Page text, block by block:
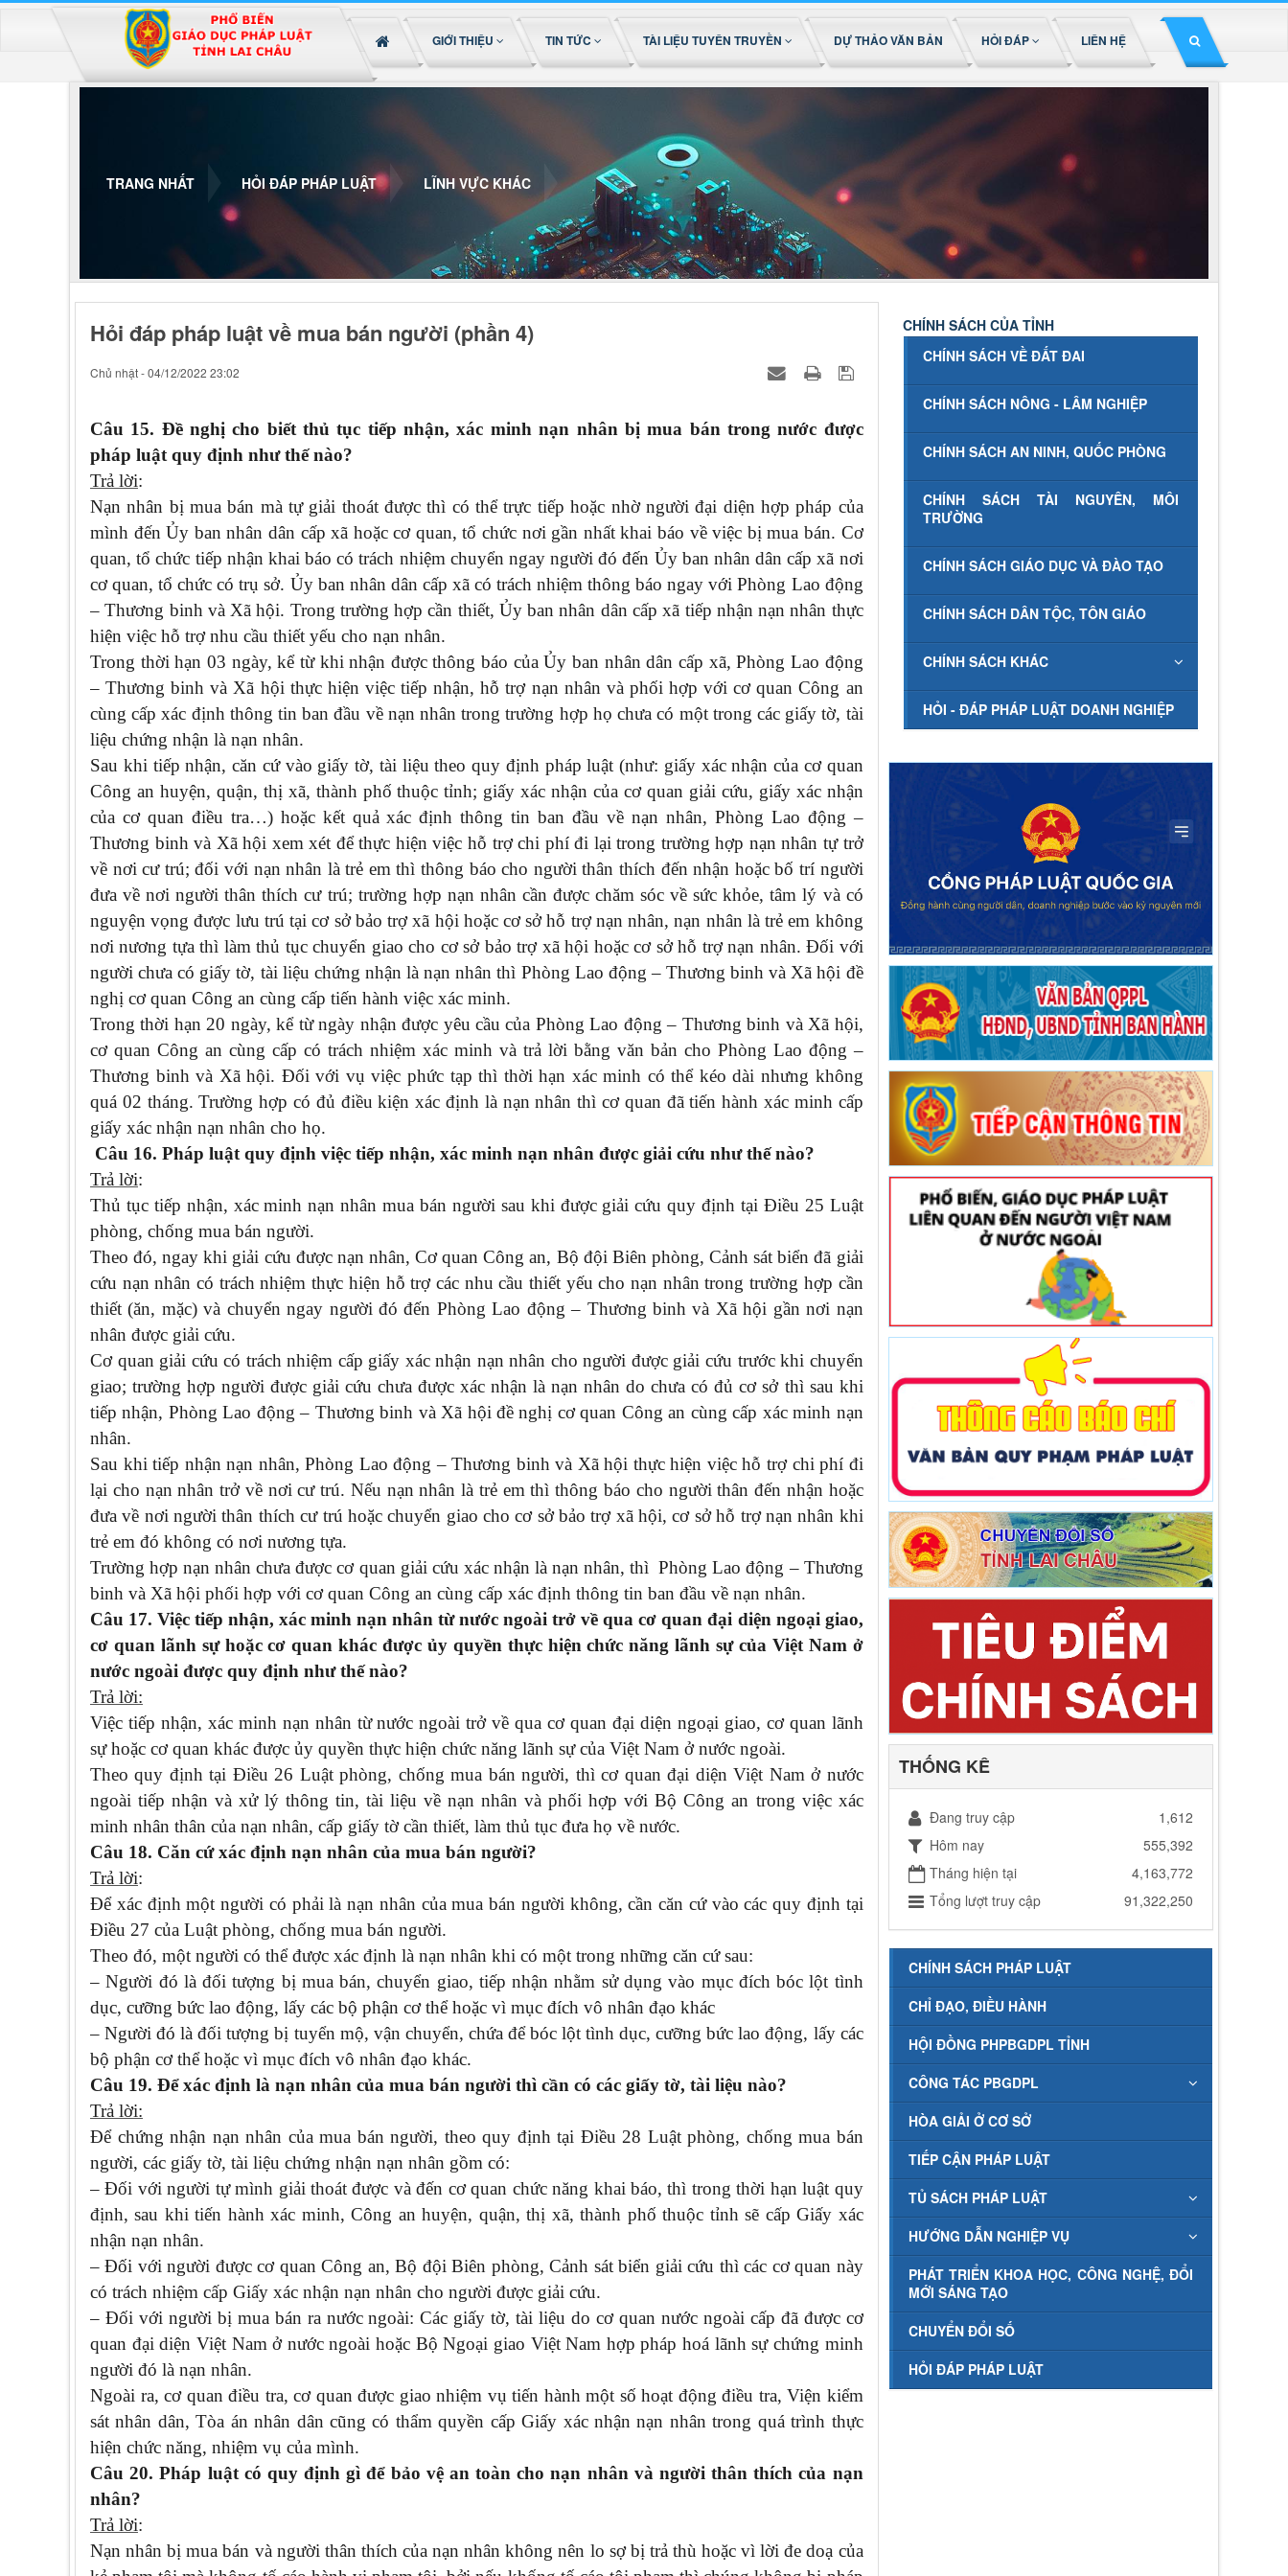
GIỚI THIỆU TIN TỨC TÀI LIỆU TUYÊN TRUYỀN DỰ THẢO VĂN BẢN HỎI ĐÁP LIÊN HỆ
TRANG NHẤT HỎI ĐÁP PHÁP LUẬT LĨNH VỰC KHÁC
Hỏi đáp pháp luật về mua bán người (phần 4)
Chủ nhật - 04/12/2022 23:02
Câu 15. Đề nghị cho biết thủ tục tiếp nhận, xác minh nạn nhân bị mua bán trong nước được
pháp luật quy định như thế nào?
Trả lời:
Nạn nhân bị mua bán mà tự giải thoát được thì có thể trực tiếp hoặc nhờ người đại diện hợp pháp của
mình đến Ủy ban nhân dân cấp xã hoặc cơ quan, tổ chức nơi gần nhất khai báo về việc bị mua bán. Cơ
quan, tổ chức tiếp nhận khai báo có trách nhiệm chuyển ngay người đó đến Ủy ban nhân dân cấp xã nơi
cơ quan, tổ chức có trụ sở. Ủy ban nhân dân cấp xã có trách nhiệm thông báo ngay với Phòng Lao động
– Thương binh và Xã hội. Trong trường hợp cần thiết, Ủy ban nhân dân cấp xã tiếp nhận nạn nhân thực
hiện việc hỗ trợ nhu cầu thiết yếu cho nạn nhân.
Trong thời hạn 03 ngày, kể từ khi nhận được thông báo của Ủy ban nhân dân cấp xã, Phòng Lao động
– Thương binh và Xã hội thực hiện việc tiếp nhận, hỗ trợ nạn nhân và phối hợp với cơ quan Công an
cùng cấp xác định thông tin ban đầu về nạn nhân trong trường hợp họ chưa có một trong các giấy tờ, tài
liệu chứng nhận là nạn nhân.
Sau khi tiếp nhận, căn cứ vào giấy tờ, tài liệu theo quy định pháp luật (như: giấy xác nhận của cơ quan
Công an huyện, quận, thị xã, thành phố thuộc tỉnh; giấy xác nhận của cơ quan giải cứu, giấy xác nhận
của cơ quan điều tra…) hoặc kết quả xác định thông tin ban đầu về nạn nhân, Phòng Lao động –
Thương binh và Xã hội xem xét để thực hiện việc hỗ trợ chi phí đi lại trong trường hợp nạn nhân tự trở
về nơi cư trú; đối với nạn nhân là trẻ em thì thông báo cho người thân thích đến nhận hoặc bố trí người
đưa về nơi người thân thích cư trú; trường hợp nạn nhân cần được chăm sóc về sức khỏe, tâm lý và có
nguyện vọng được lưu trú tại cơ sở bảo trợ xã hội hoặc cơ sở hỗ trợ nạn nhân, nạn nhân là trẻ em không
nơi nương tựa thì làm thủ tục chuyển giao cho cơ sở bảo trợ xã hội hoặc cơ sở hỗ trợ nạn nhân. Đối với
người chưa có giấy tờ, tài liệu chứng nhận là nạn nhân thì Phòng Lao động – Thương binh và Xã hội đề
nghị cơ quan Công an cùng cấp tiến hành việc xác minh.
Trong thời hạn 20 ngày, kể từ ngày nhận được yêu cầu của Phòng Lao động – Thương binh và Xã hội,
cơ quan Công an cùng cấp có trách nhiệm xác minh và trả lời bằng văn bản cho Phòng Lao động –
Thương binh và Xã hội. Đối với vụ việc phức tạp thì thời hạn xác minh có thể kéo dài nhưng không
quá 02 tháng. Trường hợp có đủ điều kiện xác định là nạn nhân thì cơ quan đã tiến hành xác minh cấp
giấy xác nhận nạn nhân cho họ.
Câu 16. Pháp luật quy định việc tiếp nhận, xác minh nạn nhân được giải cứu như thế nào?
Trả lời:
Thủ tục tiếp nhận, xác minh nạn nhân mua bán người sau khi được giải cứu quy định tại Điều 25 Luật
phòng, chống mua bán người.
Theo đó, ngay khi giải cứu được nạn nhân, Cơ quan Công an, Bộ đội Biên phòng, Cảnh sát biển đã giải
cứu nạn nhân có trách nhiệm thực hiện hỗ trợ các nhu cầu thiết yếu cho nạn nhân trong trường hợp cần
thiết (ăn, mặc) và chuyển ngay người đó đến Phòng Lao động – Thương binh và Xã hội gần nơi nạn
nhân được giải cứu.
Cơ quan giải cứu có trách nhiệm cấp giấy xác nhận nạn nhân cho người được giải cứu trước khi chuyển
giao; trường hợp người được giải cứu chưa được xác nhận là nạn nhân do chưa có đủ cơ sở thì sau khi
tiếp nhận, Phòng Lao động – Thương binh và Xã hội đề nghị cơ quan Công an cùng cấp xác minh nạn
nhân.
Sau khi tiếp nhận nạn nhân, Phòng Lao động – Thương binh và Xã hội thực hiện việc hỗ trợ chi phí đi
lại cho nạn nhân trở về nơi cư trú. Nếu nạn nhân là trẻ em thì thông báo cho người thân đến nhận hoặc
đưa về nơi người thân thích cư trú hoặc chuyển giao cho cơ sở bảo trợ xã hội, cơ sở hỗ trợ nạn nhân khi
trẻ em đó không có nơi nương tựa.
Trường hợp nạn nhân chưa được cơ quan giải cứu xác nhận là nạn nhân, thì Phòng Lao động – Thương
binh và Xã hội phối hợp với cơ quan Công an cùng cấp xác định thông tin ban đầu về nạn nhân.
Câu 17. Việc tiếp nhận, xác minh nạn nhân từ nước ngoài trở về qua cơ quan đại diện ngoại giao,
cơ quan lãnh sự hoặc cơ quan khác được ủy quyền thực hiện chức năng lãnh sự của Việt Nam ở
nước ngoài được quy định như thế nào?
Trả lời:
Việc tiếp nhận, xác minh nạn nhân từ nước ngoài trở về qua cơ quan đại diện ngoại giao, cơ quan lãnh
sự hoặc cơ quan khác được ủy quyền thực hiện chức năng lãnh sự của Việt Nam ở nước ngoài.
Theo quy định tại Điều 26 Luật phòng, chống mua bán người, thì cơ quan đại diện Việt Nam ở nước
ngoài tiếp nhận và xử lý thông tin, tài liệu về nạn nhân và phối hợp với Bộ Công an trong việc xác
minh nhân thân của nạn nhân, cấp giấy tờ cần thiết, làm thủ tục đưa họ về nước.
Câu 18. Căn cứ xác định nạn nhân của mua bán người?
Trả lời:
Để xác định một người có phải là nạn nhân của mua bán người không, cần căn cứ vào các quy định tại
Điều 27 của Luật phòng, chống mua bán người.
Theo đó, một người có thể được xác định là nạn nhân khi có một trong những căn cứ sau:
– Người đó là đối tượng bị mua bán, chuyển giao, tiếp nhận nhằm sử dụng vào mục đích bóc lột tình
dục, cưỡng bức lao động, lấy các bộ phận cơ thể hoặc vì mục đích vô nhân đạo khác
– Người đó là đối tượng bị tuyển mộ, vận chuyển, chứa để bóc lột tình dục, cưỡng bức lao động, lấy các
bộ phận cơ thể hoặc vì mục đích vô nhân đạo khác.
Câu 19. Để xác định là nạn nhân của mua bán người thì cần có các giấy tờ, tài liệu nào?
Trả lời:
Để chứng nhận nạn nhân của mua bán người, theo quy định tại Điều 28 Luật phòng, chống mua bán
người, các giấy tờ, tài liệu chứng nhận nạn nhân gồm có:
– Đối với người tự mình giải thoát được và đến cơ quan chức năng khai báo, thì trong thời hạn luật quy
định, sau khi tiến hành xác minh, Công an huyện, quận, thị xã, thành phố thuộc tỉnh sẽ cấp Giấy xác
nhận nạn nhân.
– Đối với người được cơ quan Công an, Bộ đội Biên phòng, Cảnh sát biển giải cứu thì các cơ quan này
có trách nhiệm cấp Giấy xác nhận nạn nhân cho người được giải cứu.
– Đối với người bị mua bán ra nước ngoài: Các giấy tờ, tài liệu do cơ quan nước ngoài cấp đã được cơ
quan đại diện Việt Nam ở nước ngoài hoặc Bộ Ngoại giao Việt Nam hợp pháp hoá lãnh sự chứng minh
người đó là nạn nhân.
Ngoài ra, cơ quan điều tra, cơ quan được giao nhiệm vụ tiến hành một số hoạt động điều tra, Viện kiểm
sát nhân dân, Tòa án nhân dân cũng có thẩm quyền cấp Giấy xác nhận nạn nhân trong quá trình thực
hiện chức năng, nhiệm vụ của mình.
Câu 20. Pháp luật có quy định gì để bảo vệ an toàn cho nạn nhân và người thân thích của nạn
nhân?
Trả lời:
Nạn nhân bị mua bán và người thân thích của nạn nhân không nên lo sợ bị trả thù hoặc vì lời đe doạ của
CHÍNH SÁCH CỦA TỈNH
CHÍNH SÁCH VỀ ĐẤT ĐAI
CHÍNH SÁCH NÔNG - LÂM NGHIỆP
CHÍNH SÁCH AN NINH, QUỐC PHÒNG
CHÍNH SÁCH TÀI NGUYÊN, MÔI
TRƯỜNG
CHÍNH SÁCH GIÁO DỤC VÀ ĐÀO TẠO
CHÍNH SÁCH DÂN TỘC, TÔN GIÁO
CHÍNH SÁCH KHÁC
HỎI - ĐÁP PHÁP LUẬT DOANH NGHIỆP
THỐNG KÊ
Đang truy cập
1,612
Hôm nay
555,392
Tháng hiện tại
4,163,772
Tổng lượt truy cập
91,322,250
CHÍNH SÁCH PHÁP LUẬT
CHỈ ĐẠO, ĐIỀU HÀNH
HỘI ĐỒNG PHPBGDPL TỈNH
CÔNG TÁC PBGDPL
HÒA GIẢI Ở CƠ SỞ
TIẾP CẬN PHÁP LUẬT
TỦ SÁCH PHÁP LUẬT
HƯỚNG DẪN NGHIỆP VỤ
PHÁT TRIỂN KHOA HỌC, CÔNG NGHỆ, ĐỔI
MỚI SÁNG TẠO
CHUYỂN ĐỔI SỐ
HỎI ĐÁP PHÁP LUẬT
Đã kết nối EMC